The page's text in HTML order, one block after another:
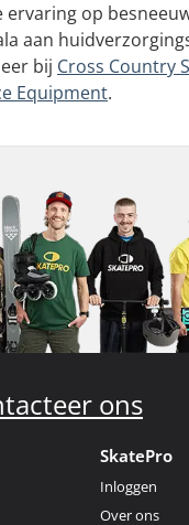
ervaring op
aan
bij Cross Country
Equipment.
ons
SkatePro
Inloggen
Over ons